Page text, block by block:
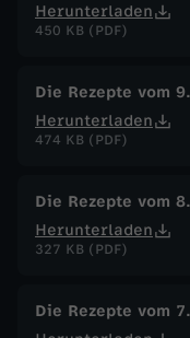
Herunterladen
450 KB (PDF)
Die Rezepte vom
Herunterladen
474 KB (PDF)
Die Rezepte vom
Herunterladen
327 KB (PDF)
Die Rezepte vom